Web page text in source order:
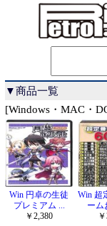
▼商品一覧
[Windows・MAC・
Win 円卓の生徒
プレミアム ...
￥2,380
Win 超
ーム